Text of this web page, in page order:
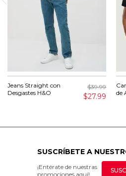
Jeans Straight con
Desgastes H&O
$39.99
$27.99
de
SUSCRÍBETE A
¡Entérate de nuestras
promociones aquí!